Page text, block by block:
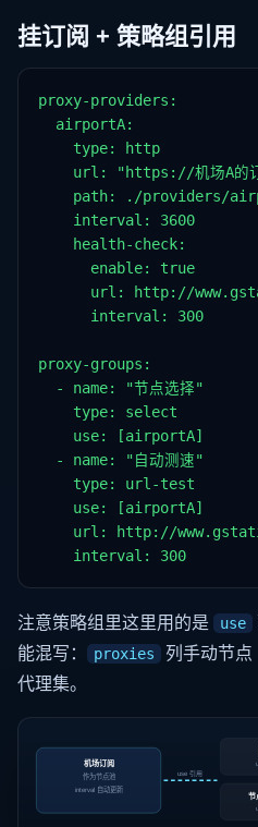
挂订阅 + 策略组引用
proxy-providers:
  airportA:
    type: http
url: "https://机场A的
path: ./providers/
    interval: 3600
    health-check:
      enable: true
url: http://
      interval: 300
proxy-groups:
  - name: "节点选择"
    type: select
use: [airportA]
  - name: "自动测速"
    type: url-test
    use: [airportA]
url: http://
    interval: 300
注意策略组里这里用的是 use
能混写：
proxies 列手动节点
代理集。
机场订阅
作为节点池
interval 自动更新
use 引用
节